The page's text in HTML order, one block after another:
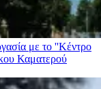
με το ''Κέντρο
Καματερού